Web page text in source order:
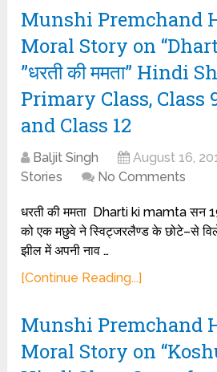
Munshi Premchand
Moral Story on
”धरती की ममता” Hindi
Primary Class, Class
and Class 12
Baljit Singh August 16,
Stories
No Comments
धरती की ममता Dharti ki mamta सन
को एक मछुवे ने स्विट्जरलैण्ड के छोटे–से
झील में अपनी नाव …
[Continue Reading...]
Munshi Premchand
Moral Story on